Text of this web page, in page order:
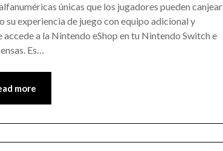
únicas que los jugadores pueden canjear
experiencia de juego con equipo adicional y
a la Nintendo eShop en tu Nintendo Switch e
Es…
more